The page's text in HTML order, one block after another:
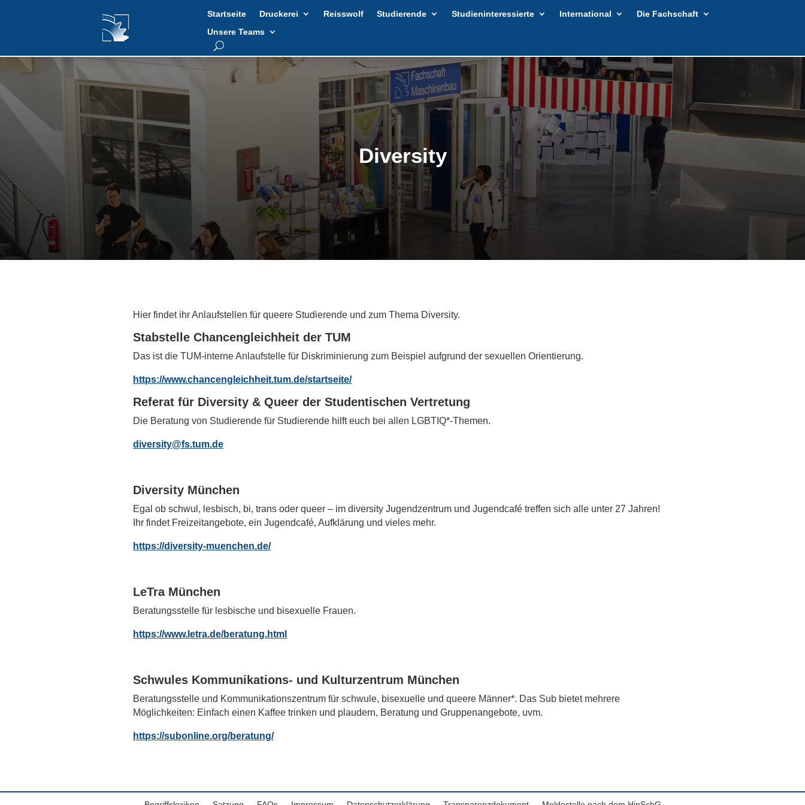
Startseite Druckerei Reisswolf Studierende Studieninteressierte International
Die Fachschaft
Unsere Teams
Diversity
Hier findet ihr Anlaufstellen für queere Studierende und zum Thema Diversity.
Stabstelle Chancengleichheit der TUM
Das ist die TUM-interne Anlaufstelle für Diskriminierung zum Beispiel aufgrund der sexuellen Orientierung.
https://www.chancengleichheit.tum.de/startseite/
Referat für Diversity & Queer der Studentischen Vertretung
Die Beratung von Studierende für Studierende hilft euch bei allen LGBTIQ*-Themen.
diversity@fs.tum.de
Diversity München
Egal ob schwul, lesbisch, bi, trans oder queer – im diversity Jugendzentrum und Jugendcafé treffen sich alle unter 27 Jahren!
Ihr findet Freizeitangebote, ein Jugendcafé, Aufklärung und vieles mehr.
https://diversity-muenchen.de/
LeTra München
Beratungsstelle für lesbische und bisexuelle Frauen.
https://www.letra.de/beratung.html
Schwules Kommunikations- und Kulturzentrum München
Beratungsstelle und Kommunikationszentrum für schwule, bisexuelle und queere Männer*. Das Sub bietet mehrere
Möglichkeiten: Einfach einen Kaffee trinken und plaudern, Beratung und Gruppenangebote, uvm.
https://subonline.org/beratung/